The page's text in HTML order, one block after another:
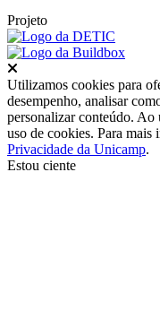
Projeto
Utilizamos cookies para
desempenho, analisar
personalizar conteúdo. Ao
uso de cookies. Para mais
Privacidade da Unicamp.
Estou ciente